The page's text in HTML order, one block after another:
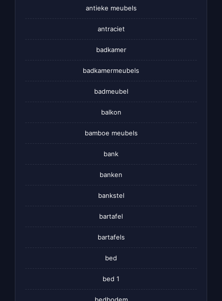
antieke meubels
antraciet
badkamer
badkamermeubels
badmeubel
balkon
bamboe meubels
bank
banken
bankstel
bartafel
bartafels
bed
bed 1